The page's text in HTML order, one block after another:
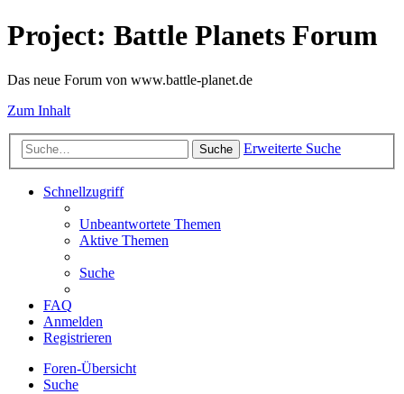
Project: Battle Planets Forum
Das neue Forum von www.battle-planet.de
Zum Inhalt
Suche Erweiterte Suche
Schnellzugriff
Unbeantwortete Themen
Aktive Themen
Suche
FAQ
Anmelden
Registrieren
Foren-Übersicht
Suche